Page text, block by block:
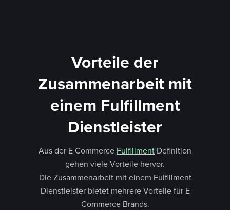
Vorteile der
Zusammenarbeit mit
einem Fulfillment
Dienstleister
Aus der E Commerce Fulfillment Definition
gehen viele Vorteile hervor.
Die Zusammenarbeit mit einem Fulfillment
Dienstleister bietet mehrere Vorteile für E
Commerce Brands.